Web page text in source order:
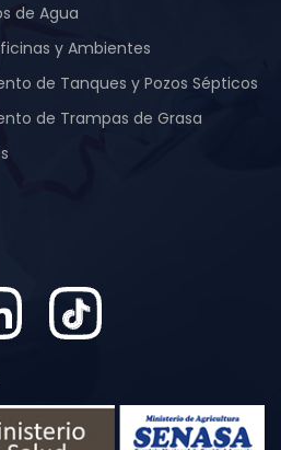
de Agua
y Ambientes
de Tanques y Pozos Sépticos
de Trampas de Grasa